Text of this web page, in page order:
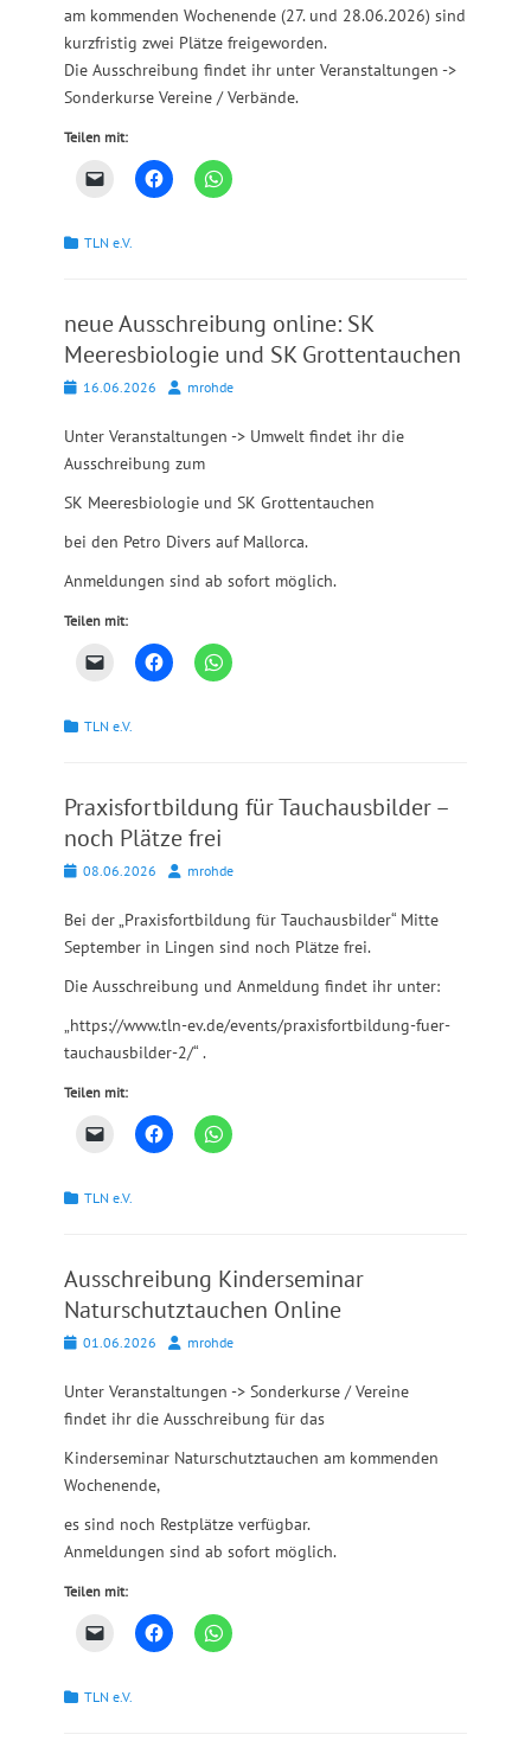
am kommenden Wochenende (27. und 28.06.2026) sind
kurzfristig zwei Plätze freigeworden.
Die Ausschreibung findet ihr unter Veranstaltungen ->
Sonderkurse Vereine / Verbände.
Teilen mit:
Kategorien
TLN e.V.
neue Ausschreibung online: SK
Meeresbiologie und SK Grottentauchen
Posted16.06.2026 Autormrohde
Unter Veranstaltungen -> Umwelt findet ihr die
Ausschreibung zum
SK Meeresbiologie und SK Grottentauchen
bei den Petro Divers auf Mallorca.
Anmeldungen sind ab sofort möglich.
Teilen mit:
Kategorien
TLN e.V.
Praxisfortbildung für Tauchausbilder –
noch Plätze frei
Posted08.06.2026 Autormrohde
Bei der „Praxisfortbildung für Tauchausbilder“ Mitte
September in Lingen sind noch Plätze frei.
Die Ausschreibung und Anmeldung findet ihr unter:
„https://www.tln-ev.de/events/praxisfortbildung-fuer-
tauchausbilder-2/“ .
Teilen mit:
Kategorien
TLN e.V.
Ausschreibung Kinderseminar
Naturschutztauchen Online
Posted01.06.2026 Autormrohde
Unter Veranstaltungen -> Sonderkurse / Vereine
findet ihr die Ausschreibung für das
Kinderseminar Naturschutztauchen am kommenden
Wochenende,
es sind noch Restplätze verfügbar.
Anmeldungen sind ab sofort möglich.
Teilen mit:
Kategorien
TLN e.V.